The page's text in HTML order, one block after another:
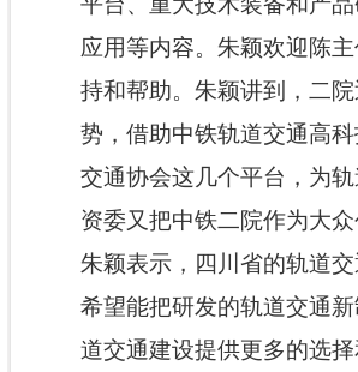
应用等内容。 朱颖欢迎陈
持和帮助。朱颖讲到，二
势，借助中铁轨道交通高
交通协会这几个平台，为
资委又把中铁二院作为大
朱颖表示，四川省的轨道
希望能把研发的轨道交通
道交通建设提供更多的选